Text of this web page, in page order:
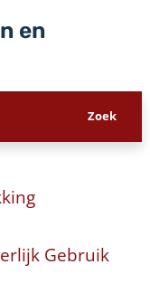
en
Gebruik